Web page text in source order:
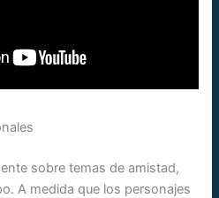
sobre temas de amistad,
A medida que los personajes